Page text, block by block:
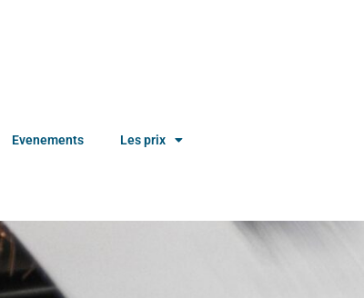
Evenements Les prix